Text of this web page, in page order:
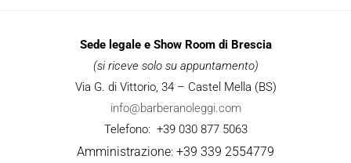
Sede legale e Show Room di Brescia
(si riceve solo su appuntamento)
Via G. di Vittorio, 34 – Castel Mella (BS)
info@barberanoleggi.com
Telefono: +39 030 877 5063
Amministrazione: +39 339 2554779